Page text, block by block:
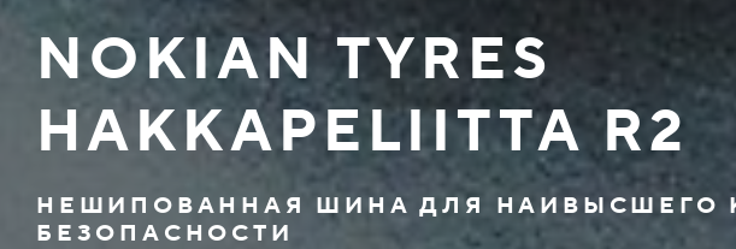
NOKIAN TYRES
HAKKAPELIITTA R2
НЕШИПОВАННАЯ ШИНА ДЛЯ НАИВЫСШЕГО
БЕЗОПАСНОСТИ